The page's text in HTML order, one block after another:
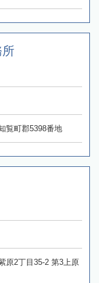
所
覧町郡5398番地
原2丁目35-2 第3上原